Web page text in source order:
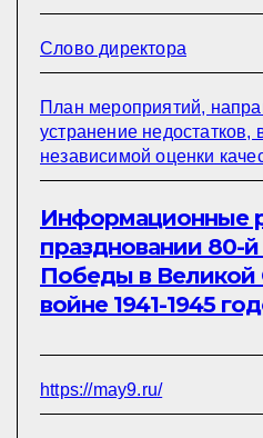
Слово директора
План мероприятий,
устранение
независимой оценки
Информационные
праздновании 80-
Победы в Великой
войне 1941-1945
https://may9.ru/